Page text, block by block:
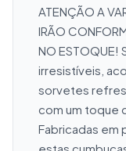
ATENÇÃO A
IRÃO
NO
irresistíveis,
sorvetes
com um toque
Fabricadas em